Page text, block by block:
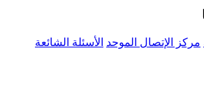
مركز الإتصال الموحد الأسئلة الشائعة